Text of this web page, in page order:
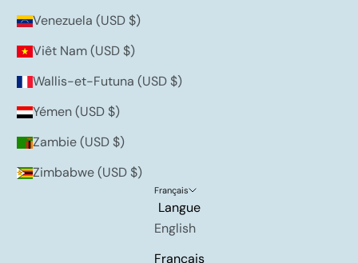
Venezuela (USD $)
Viêt Nam (USD $)
Wallis-et-Futuna (USD $)
Yémen (USD $)
Zambie (USD $)
Zimbabwe (USD $)
Français
Langue
English
Français